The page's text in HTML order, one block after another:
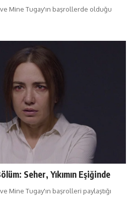
Mine Tugay'ın başrollerde olduğu
Seher, Yıkımın Eşiğinde
Mine Tugay'ın başrolleri paylaştığı